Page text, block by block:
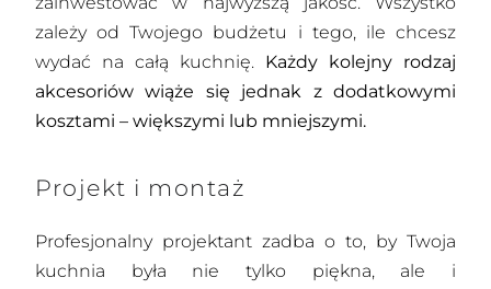
zależy od Twojego budżetu i tego, ile chcesz
wydać na całą kuchnię. Każdy kolejny rodzaj
akcesoriów wiąże się jednak z dodatkowymi
kosztami – większymi lub mniejszymi.
Projekt i montaż
Profesjonalny projektant zadba o to, by Twoja
kuchnia była nie tylko piękna, ale i